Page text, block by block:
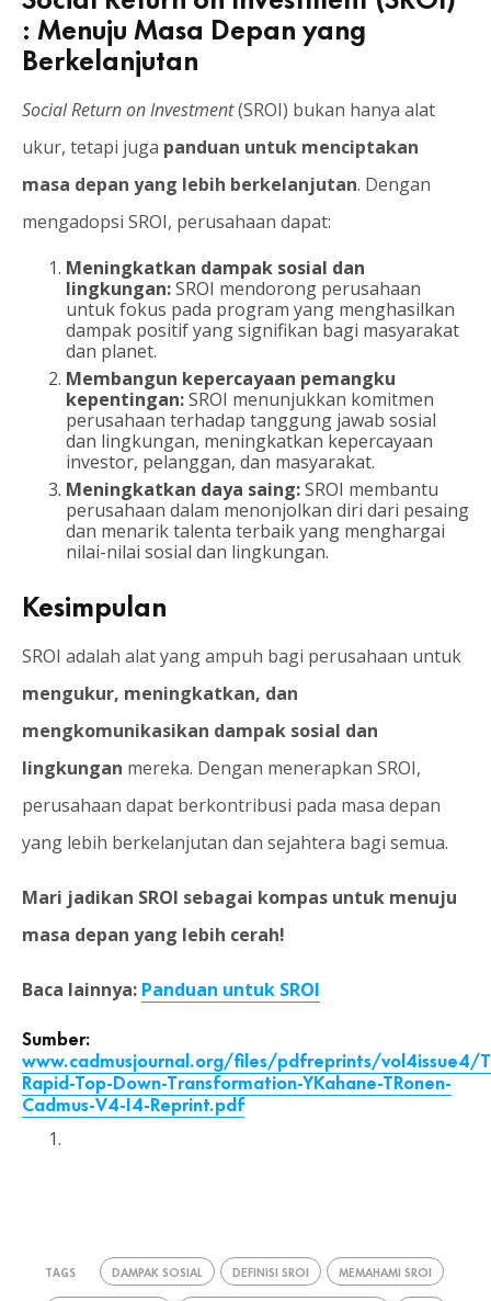
: Menuju Masa Depan yang
Berkelanjutan
Social Return on Investment(SROI) bukan hanya alat
ukur, tetapi juga panduan untuk menciptakan
masa depan yang lebih berkelanjutan. Dengan
mengadopsi SROI, perusahaan dapat:
Meningkatkan dampak sosial dan
lingkungan:SROI mendorong perusahaan
untuk fokus pada program yang menghasilkan
dampak positif yang signifikan bagi masyarakat
dan planet.
Membangun kepercayaan pemangku
kepentingan:SROI menunjukkan komitmen
perusahaan terhadap tanggung jawab sosial
dan lingkungan, meningkatkan kepercayaan
investor, pelanggan, dan masyarakat.
Meningkatkan daya saing:SROI membantu
perusahaan dalam menonjolkan diri dari pesaing
dan menarik talenta terbaik yang menghargai
nilai-nilai sosial dan lingkungan.
Kesimpulan
SROI adalah alat yang ampuh bagi perusahaan untuk
mengukur, meningkatkan, dan
mengkomunikasikan dampak sosial dan
lingkungan mereka. Dengan menerapkan SROI,
perusahaan dapat berkontribusi pada masa depan
yang lebih berkelanjutan dan sejahtera bagi semua.
Mari jadikan SROI sebagai kompas untuk menuju
masa depan yang lebih cerah!
Baca lainnya: Panduan untuk SROI
Sumber:
www.cadmusjournal.org/files/pdfreprints/vol4issue4/
Rapid-Top-Down-Transformation-YKahane-TRonen-
Cadmus-V4-I4-Reprint.pdf
TAGS DAMPAK SOSIAL DEFINISI SROI MEMAHAMI SROI